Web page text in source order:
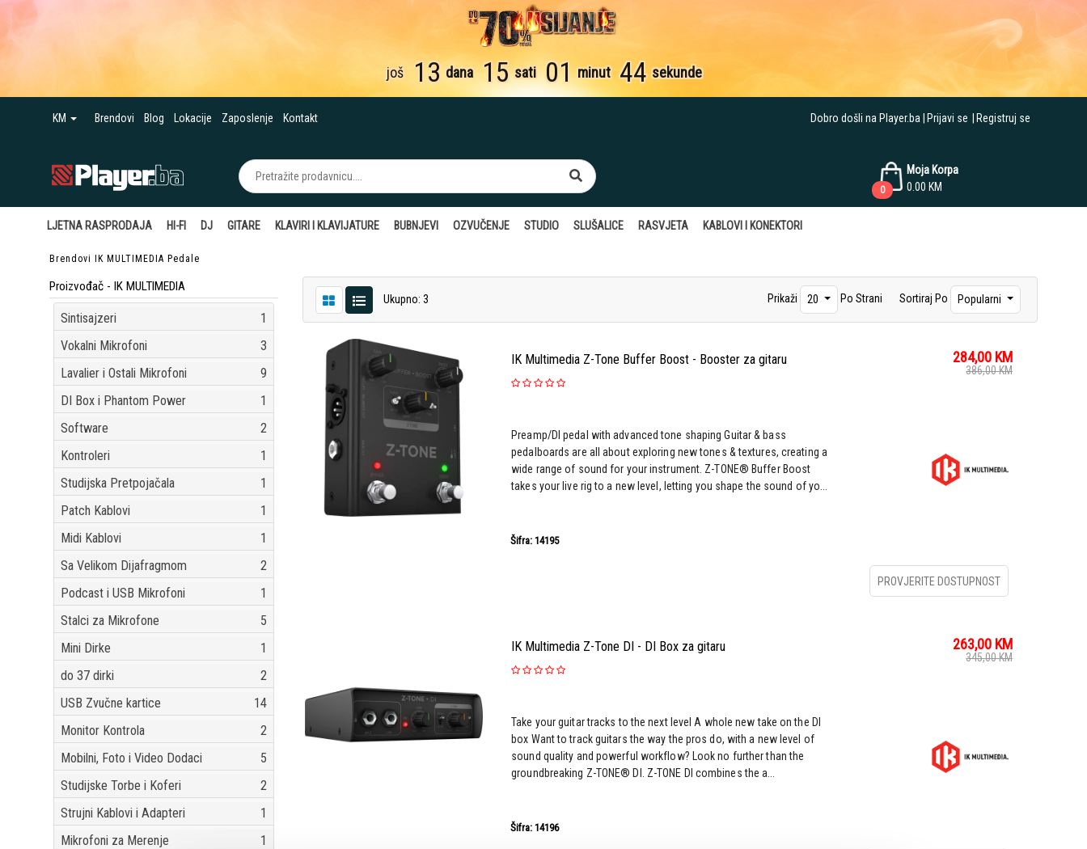
još 13 dana 15 sati 01 minut 44 sekunde
KM Brendovi Blog Lokacije Zaposlenje Kontakt Dobro došli na Player.ba Prijavi se Registruj se
Moja Korpa
0.00 KM
0
LJETNA RASPRODAJA HI-FI DJ GITARE KLAVIRI I KLAVIJATURE BUBNJEVI OZVUČENJE STUDIO SLUŠALICE RASVJETA KABLOVI I KONEKTORI
Brendovi IK MULTIMEDIA Pedale
Proizvođač - IK MULTIMEDIA
Sintisajzeri
1
Vokalni Mikrofoni
3
Lavalier i Ostali Mikrofoni
9
DI Box i Phantom Power
1
Software
2
Kontroleri
1
Studijska Pretpojačala
1
Patch Kablovi
1
Midi Kablovi
1
Sa Velikom Dijafragmom
2
Podcast i USB Mikrofoni
1
Stalci za Mikrofone
5
Mini Dirke
1
do 37 dirki
2
USB Zvučne kartice
14
Monitor Kontrola
2
Mobilni, Foto i Video Dodaci
5
Studijske Torbe i Koferi
2
Strujni Kablovi i Adapteri
1
Mikrofoni za Merenje
1
Ukupno: 3 Prikaži 20 Po Strani Sortiraj Po Popularni
IK Multimedia Z-Tone Buffer Boost - Booster za gitaru 284,00 KM
386,00KM
Preamp/DI pedal with advanced tone shaping Guitar & bass
pedalboards are all about exploring new tones & textures, creating a
wide range of sound for your instrument. Z-TONE® Buffer Boost
takes your live rig to a new level, letting you shape the sound of yo...
Šifra: 14195
PROVJERITE DOSTUPNOST
IK Multimedia Z-Tone DI - DI Box za gitaru 263,00 KM
345,00KM
Take your guitar tracks to the next level A whole new take on the DI
box Want to track guitars the way the pros do, with a new level of
sound quality and powerful workflow? Look no further than the
groundbreaking Z-TONE® DI. Z-TONE DI combines the a...
Šifra: 14196